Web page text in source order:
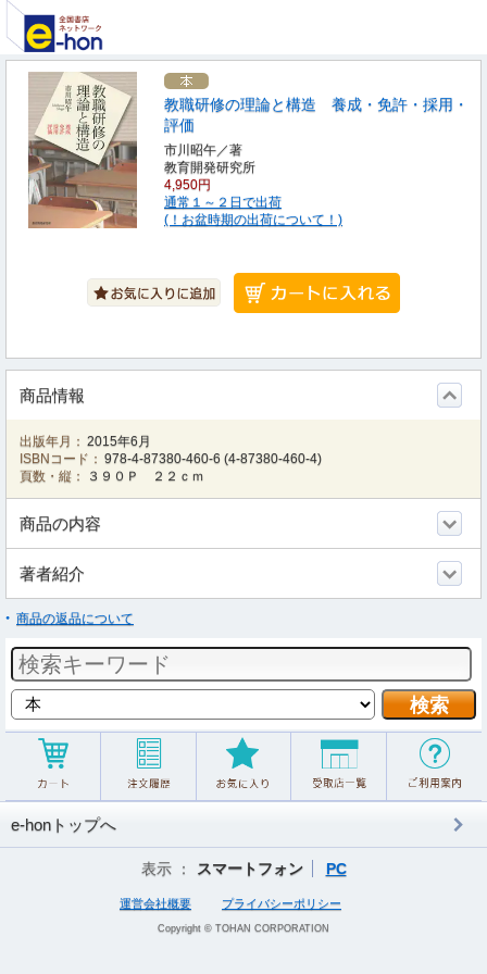
教職研修の理論と構造 養成・免許・採用・
評価
市川昭午／著
教育開発研究所
4,950円
通常１～２日で出荷
(！お盆時期の出荷について！)
商品情報
出版年月： 2015年6月
ISBNコード： 978-4-87380-460-6 (4-87380-460-4)
頁数・縦：
３９０Ｐ ２２ｃｍ
商品の内容
著者紹介
商品の返品について
e-honトップへ
表示 ： スマートフォン PC
運営会社概要 プライバシーポリシー
Copyright © TOHAN CORPORATION